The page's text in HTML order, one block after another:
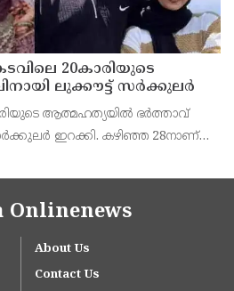
20കാരിയുടെ
ലുക്കൗട്ട് സർക്കുലർ
ആത്മഹത്യയിൽ ഭർത്താവ്
ഇറക്കി. കഴിഞ്ഞ 28നാണ്
Onlinenews
About Us
Contact Us